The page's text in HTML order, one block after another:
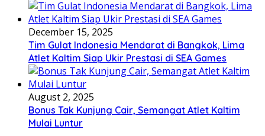
December 15, 2025
Tim Gulat Indonesia Mendarat di Bangkok, Lima
Atlet Kaltim Siap Ukir Prestasi di SEA Games
August 2, 2025
Bonus Tak Kunjung Cair, Semangat Atlet Kaltim
Mulai Luntur